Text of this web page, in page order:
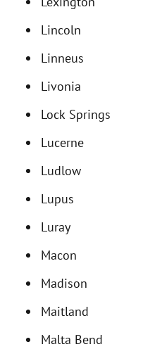
Lincoln
Linneus
Livonia
Lock Springs
Lucerne
Ludlow
Lupus
Luray
Macon
Madison
Maitland
Malta Bend